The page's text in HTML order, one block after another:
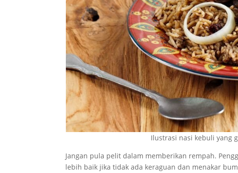
Ilustrasi nasi kebuli yang
Jangan pula pelit dalam memberikan rempah.
lebih baik jika tidak ada keraguan dan menakar